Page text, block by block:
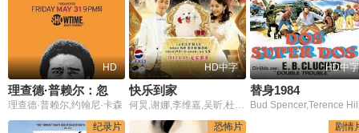
HD
理查德·普赖尔,约翰尼·卡森
HD中字
快乐到家
何炅,谢娜,李维嘉,吴昕,杜海涛,杜汶泽,Chapman,To,倪大红,蔡卓妍,韩庚
HD中字
替身1984
Bud Spencer,Terence
纪录片
恐怖片 剧情